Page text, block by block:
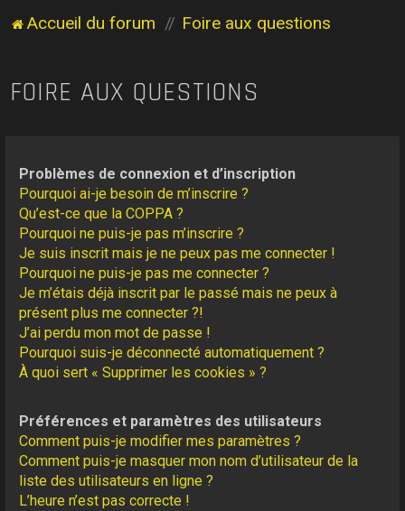
Accueil du forum Foire aux questions
FOIRE AUX QUESTIONS
Problèmes de connexion et d’inscription
Pourquoi ai-je besoin de m’inscrire ?
Qu’est-ce que la COPPA ?
Pourquoi ne puis-je pas m’inscrire ?
Je suis inscrit mais je ne peux pas me connecter !
Pourquoi ne puis-je pas me connecter ?
Je m’étais déjà inscrit par le passé mais ne peux à
présent plus me connecter ?!
J’ai perdu mon mot de passe !
Pourquoi suis-je déconnecté automatiquement ?
À quoi sert « Supprimer les cookies » ?
Préférences et paramètres des utilisateurs
Comment puis-je modifier mes paramètres ?
Comment puis-je masquer mon nom d’utilisateur de la
liste des utilisateurs en ligne ?
L’heure n’est pas correcte !